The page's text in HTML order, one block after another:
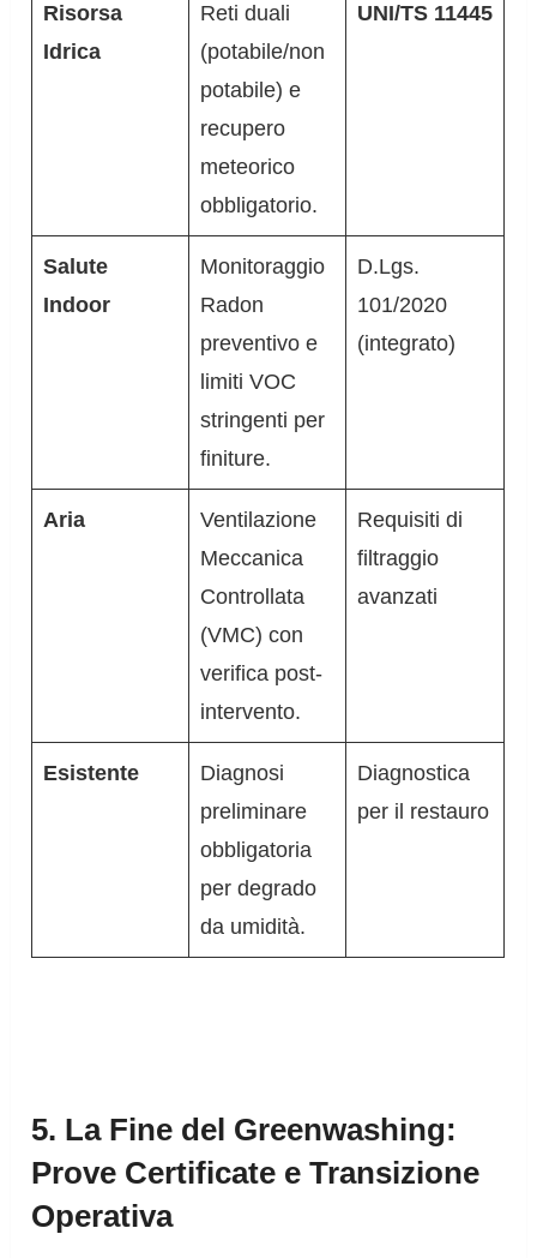
Risorsa
Idrica
Reti duali
(potabile/non
potabile) e
recupero
meteorico
obbligatorio.
UNI/TS 11445
Salute
Indoor
Monitoraggio
Radon
preventivo e
limiti VOC
stringenti per
finiture.
D.Lgs.
101/2020
(integrato)
Aria
Ventilazione
Meccanica
Controllata
(VMC) con
verifica post-
intervento.
Requisiti di
filtraggio
avanzati
Esistente
Diagnosi
preliminare
obbligatoria
per degrado
da umidità.
Diagnostica
per il restauro
5. La Fine del Greenwashing:
Prove Certificate e Transizione
Operativa